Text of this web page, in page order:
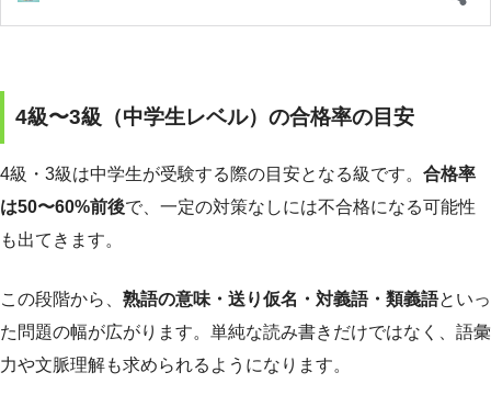
4級〜3級（中学生レベル）の合格率の目安
4級・3級は中学生が受験する際の目安となる級です。 合格率
は50〜60%前後で、一定の対策なしには不合格になる可能性
も出てきます。
この段階から、 熟語の意味・送り仮名・対義語・類義語といっ
た問題の幅が広がります。単純な読み書きだけではなく、語彙
力や文脈理解も求められるようになります。